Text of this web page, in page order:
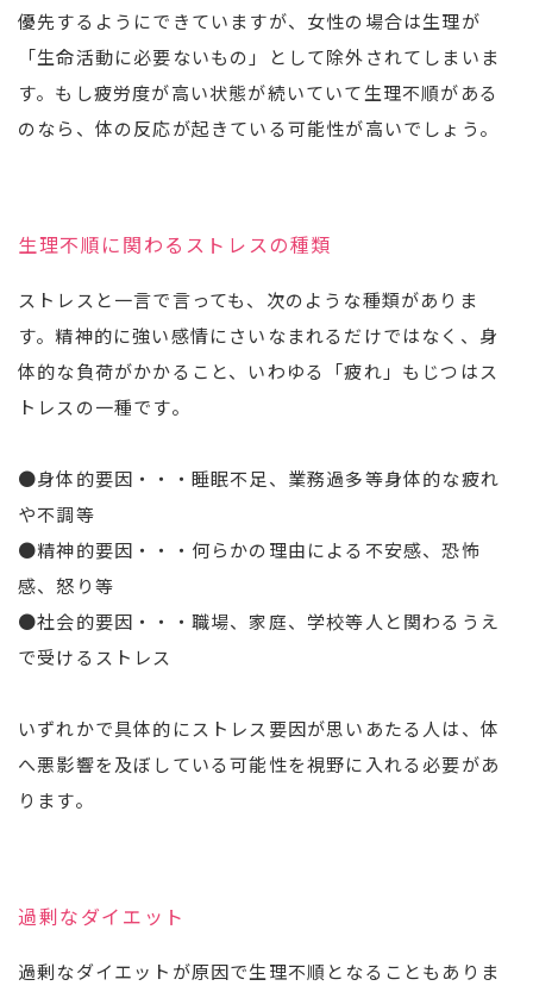
優先するようにできていますが、女性の場合は生理が
「生命活動に必要ないもの」として除外されてしまいま
す。もし疲労度が高い状態が続いていて生理不順がある
のなら、体の反応が起きている可能性が高いでしょう。
生理不順に関わるストレスの種類
ストレスと一言で言っても、次のような種類がありま
す。精神的に強い感情にさいなまれるだけではなく、身
体的な負荷がかかること、いわゆる「疲れ」もじつはス
トレスの一種です。
●身体的要因・・・睡眠不足、業務過多等身体的な疲れ
や不調等
●精神的要因・・・何らかの理由による不安感、恐怖
感、怒り等
●社会的要因・・・職場、家庭、学校等人と関わるうえ
で受けるストレス
いずれかで具体的にストレス要因が思いあたる人は、体
へ悪影響を及ぼしている可能性を視野に入れる必要があ
ります。
過剰なダイエット
過剰なダイエットが原因で生理不順となることもありま